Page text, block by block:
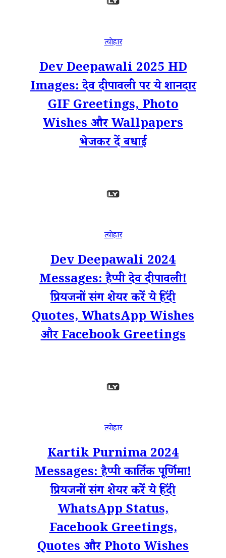
त्योहार
Dev Deepawali 2025 HD
Images: देव दीपावली पर ये शानदार
GIF Greetings, Photo
Wishes और Wallpapers
भेजकर दें बधाई
त्योहार
Dev Deepawali 2024
Messages: हैप्पी देव दीपावली!
प्रियजनों संग शेयर करें ये हिंदी
Quotes, WhatsApp Wishes
और Facebook Greetings
त्योहार
Kartik Purnima 2024
Messages: हैप्पी कार्तिक पूर्णिमा!
प्रियजनों संग शेयर करें ये हिंदी
WhatsApp Status,
Facebook Greetings,
Quotes और Photo Wishes